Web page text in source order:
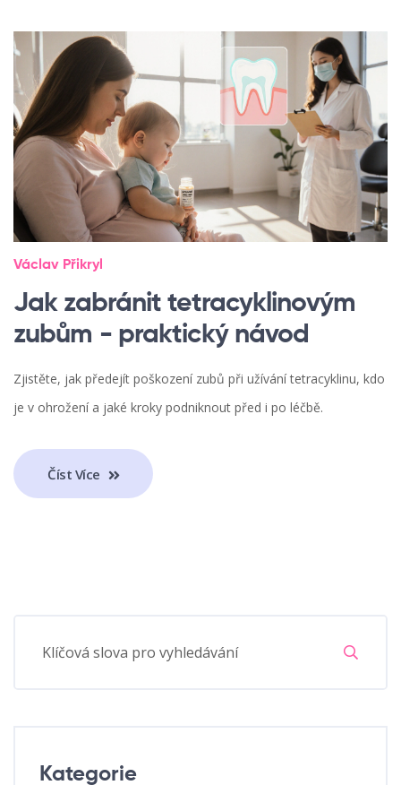
Václav Přikryl
Jak zabránit tetracyklinovým
zubům - praktický návod
Zjistěte, jak předejít poškození zubů při užívání tetracyklinu, kdo
je v ohrožení a jaké kroky podniknout před i po léčbě.
Číst Více
Kategorie